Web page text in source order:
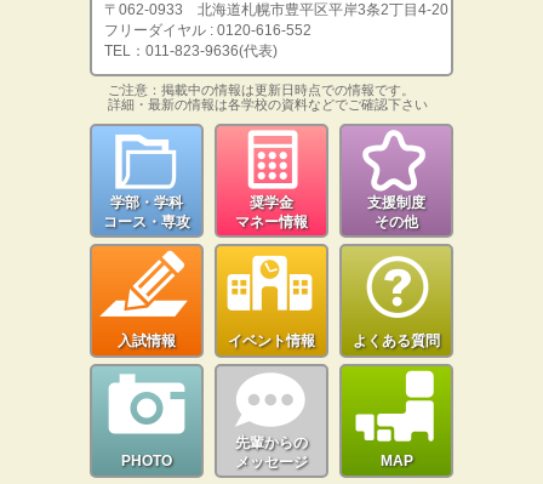
〒062-0933 北海道札幌市豊平区平岸3条2丁目4-20
フリーダイヤル : 0120-616-552
TEL：011-823-9636(代表)
ご注意：掲載中の情報は更新日時点での情報です。
詳細・最新の情報は各学校の資料などでご確認下さい
学部・学科
コース・専攻
奨学金
マネー情報
支援制度
その他
入試情報 イベント情報 よくある質問
PHOTO
先輩からの
メッセージ
MAP